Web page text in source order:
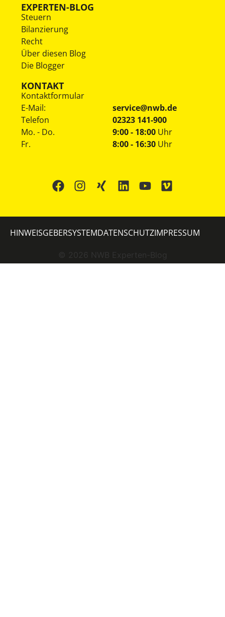
EXPERTEN-BLOG
Steuern
Bilanzierung
Recht
Über diesen Blog
Die Blogger
KONTAKT
Kontaktformular
E-Mail:
service@nwb.de
Telefon
02323 141-900
Mo. - Do.
Fr.
9:00 - 18:00 Uhr
8:00 - 16:30 Uhr
© 2026 NWB Experten-Blog
HINWEISGEBERSYSTEMDATENSCHUTZIMPRESSUM